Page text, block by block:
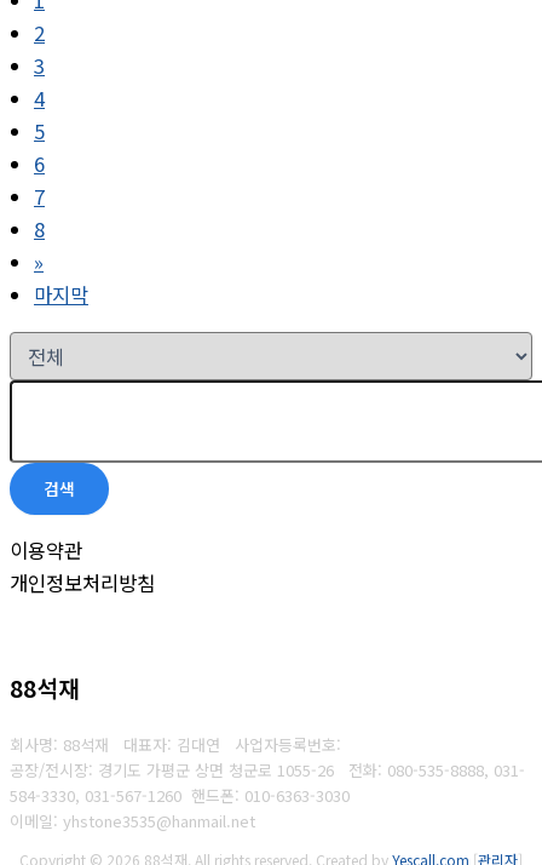
2
3
4
5
6
7
8
»
마지막
검색
이용약관
개인정보처리방침
88석재
회사명: 88석재 대표자: 김대연 사업자등록번호:
공장/전시장: 경기도 가평군 상면 청군로 1055-26 전화: 080-535-8888, 031-
584-3330, 031-567-1260 핸드폰: 010-6363-3030
이메일: yhstone3535@hanmail.net
Copyright © 2026 88석재. All rights reserved. Created byYescall.com [관리자]